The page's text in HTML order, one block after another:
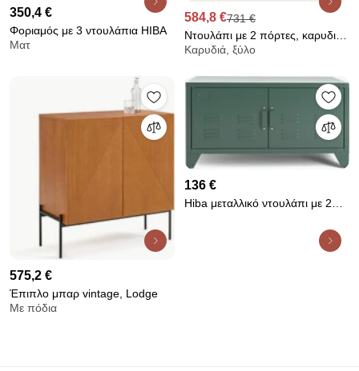
350,4 €
Φοριαμός με 3 ντουλάπια HIBA
Ματ
584,8 €731 €
Ντουλάπι με 2 πόρτες, καρυδιά
και ύφασμα, Aldon
Καρυδιά, ξύλο
575,2 €
Έπιπλο μπαρ vintage, Lodge
Με πόδια
136 €
Hiba μεταλλικό ντουλάπι με 2